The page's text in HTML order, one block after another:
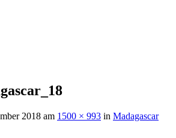
2018 am 1500 × 993 in Madagascar